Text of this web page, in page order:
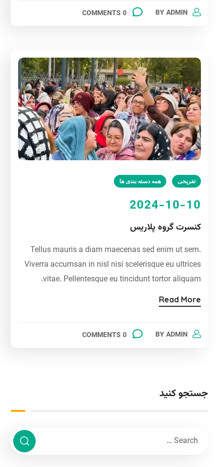
BYADMIN
0 COMMENTS
تفریحی همه دسته بندی ها
2024-10-10
کنسرت گروه پلاریس
Tellus mauris a diam maecenas sed enim ut sem.
Viverra accumsan in nisl nisi scelerisque eu ultrices
vitae. Pellentesque eu tincidunt tortor aliquam.
Read More
BYADMIN
0 COMMENTS
جستجو کنید